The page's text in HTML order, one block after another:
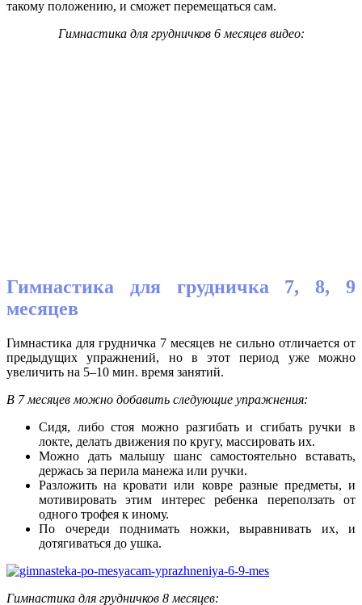
такому положению, и сможет перемещаться сам.
Гимнастика для грудничков 6 месяцев видео:
Гимнастика для грудничка 7, 8, 9
месяцев
Гимнастика для грудничка 7 месяцев не сильно отличается от
предыдущих упражнений, но в этот период уже можно
увеличить на 5–10 мин. время занятий.
В 7 месяцев можно добавить следующие упражнения:
Сидя, либо стоя можно разгибать и сгибать ручки в
локте, делать движения по кругу, массировать их.
Можно дать малышу шанс самостоятельно вставать,
держась за перила манежа или ручки.
Разложить на кровати или ковре разные предметы, и
мотивировать этим интерес ребенка переползать от
одного трофея к иному.
По очереди поднимать ножки, выравнивать их, и
дотягиваться до ушка.
Гимнастика для грудничков 8 месяцев: